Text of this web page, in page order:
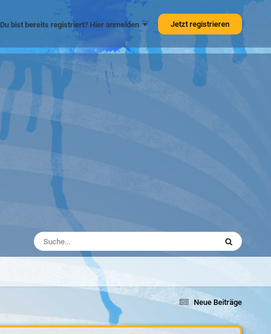
Du bist bereits registriert? Hier anmelden Jetzt registrieren
Neue Beiträge